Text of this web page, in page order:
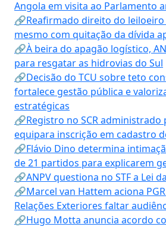
Angola em visita ao Parlamento
🔗Reafirmado direito do leiloeiro
mesmo com quitação da dívida
🔗À beira do apagão logístico,
para resgatar as hidrovias do Sul
🔗Decisão do TCU sobre teto
fortalece gestão pública e
estratégicas
🔗Registro no SCR administrado
equipara inscrição em cadastro
🔗Flávio Dino determina
de 21 partidos para explicarem
🔗ANPV questiona no STF a Lei
🔗Marcel van Hattem aciona
Relações Exteriores faltar
🔗Hugo Motta anuncia acordo